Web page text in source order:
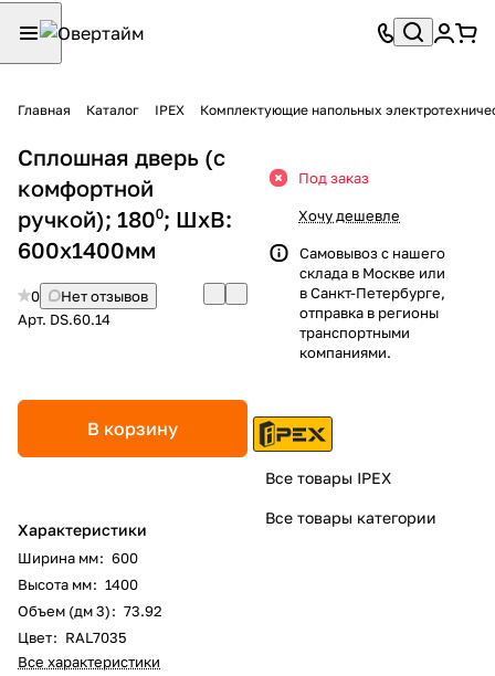
Главная Каталог IPEX Комплектующие напольных
Сплошная дверь (с
комфортной
ручкой); 180⁰; ШхВ:
600х1400мм
0
Нет отзывов
Арт. DS.60.14
В корзину
Характеристики
Ширина мм: 600
Высота мм: 1400
Объем (дм 3): 73.92
Цвет: RAL7035
Все характеристики
Под заказ
Хочу дешевле
Самовывоз с нашего
склада в Москве или
в Санкт-Петербурге,
отправка в регионы
транспортными
компаниями.
Все товары IPEX
Все товары категории